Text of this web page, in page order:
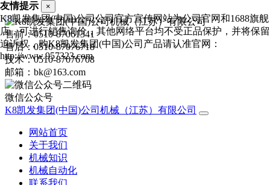
售前：0510-87061341
售后：0510-87076718
技术：0510-87076708
邮箱：bk@163.com
微信公众号
K8凯发集团(中国)公司机械（江苏）有限公司
网站首页
关于我们
机械知识
机械自动化
联系我们
友情提示 ×
K8凯发集团(中国)公司公司官方宣传网站为公司官网和1688旗舰
店，可进行销售询价，其他网络平台均不受正品保护，并将保留
追诉权，购K8凯发集团(中国)公司产品请认准官网：
http://www.957323.com